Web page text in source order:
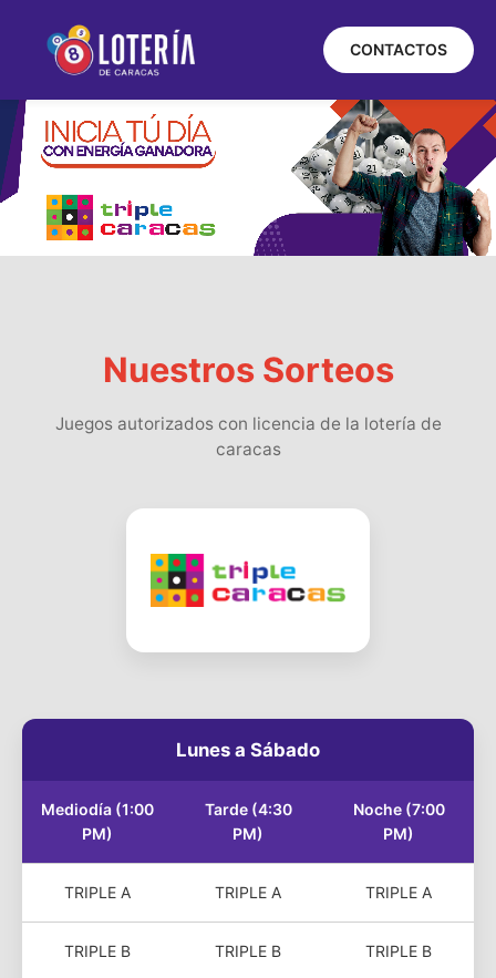
CONTACTOS
Nuestros Sorteos
Juegos autorizados con licencia de la lotería de
caracas
Lunes a Sábado
Mediodía (1:00
PM)
Tarde (4:30
PM)
Noche (7:00
PM)
TRIPLE A TRIPLE A TRIPLE A
TRIPLE B TRIPLE B TRIPLE B